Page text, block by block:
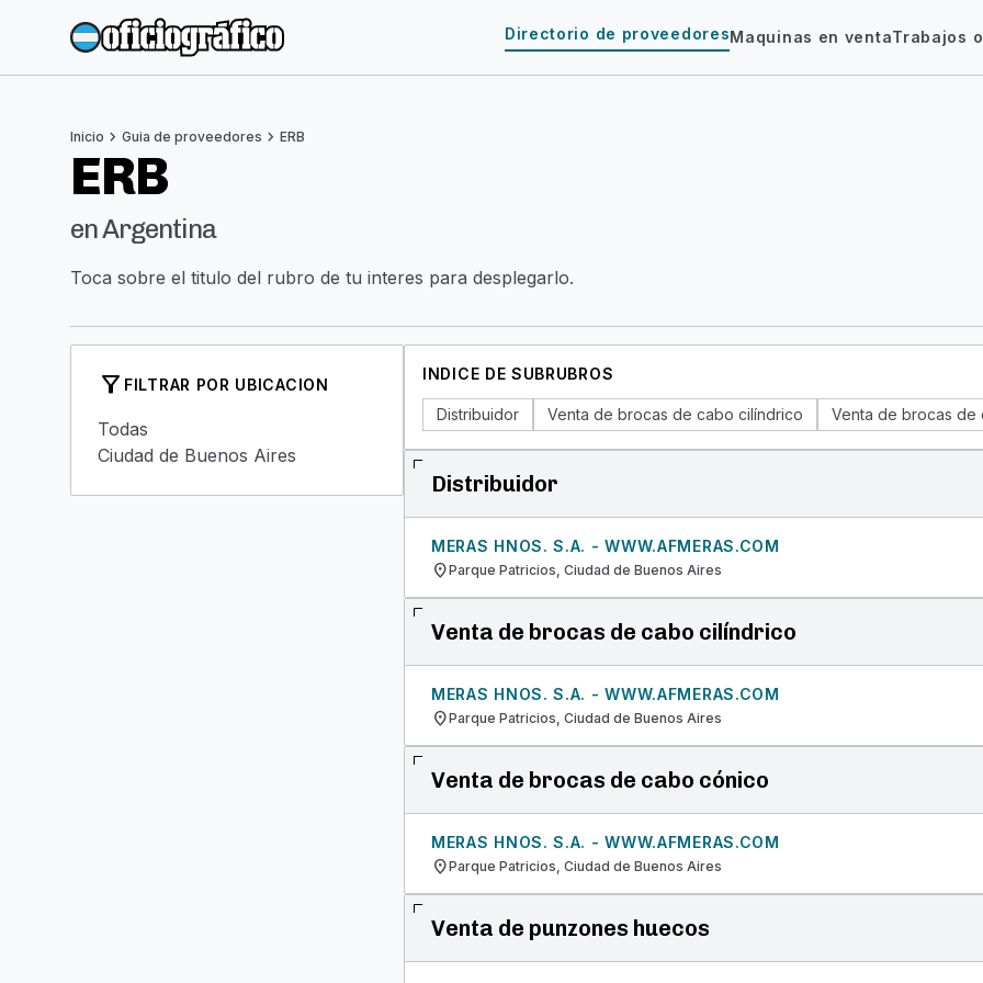
Directorio de proveedoresMaquinas en ventaTrabajos
Inicio chevron_right Guia de proveedores chevron_right ERB
ERB
en Argentina
Toca sobre el titulo del rubro de tu interes para desplegarlo.
filter_alt FILTRAR POR UBICACION
Todas
Ciudad de Buenos Aires
INDICE DE SUBRUBROS
Distribuidor Venta de brocas de cabo cilíndrico Venta de brocas de
Distribuidor
MERAS HNOS. S.A. - WWW.AFMERAS.COM
location_onParque Patricios, Ciudad de Buenos Aires
Venta de brocas de cabo cilíndrico
MERAS HNOS. S.A. - WWW.AFMERAS.COM
location_onParque Patricios, Ciudad de Buenos Aires
Venta de brocas de cabo cónico
MERAS HNOS. S.A. - WWW.AFMERAS.COM
location_onParque Patricios, Ciudad de Buenos Aires
Venta de punzones huecos